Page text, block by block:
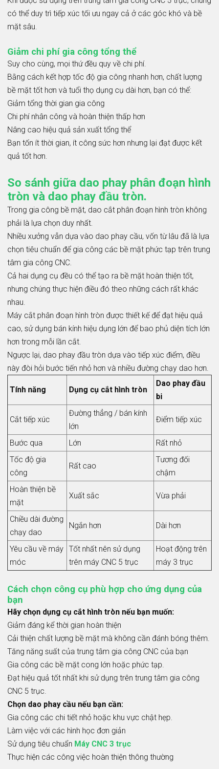
có thể duy trì tiếp xúc tối ưu ngay cả ở các góc khó và bề
mặt sâu.
Giảm chi phí gia công tổng thể
Suy cho cùng, mọi thứ đều quy về chi phí.
Bằng cách kết hợp tốc độ gia công nhanh hơn, chất lượng
bề mặt tốt hơn và tuổi thọ dụng cụ dài hơn, bạn có thể:
Giảm tổng thời gian gia công
Chi phí nhân công và hoàn thiện thấp hơn
Nâng cao hiệu quả sản xuất tổng thể
Bạn tốn ít thời gian, ít công sức hơn nhưng lại đạt được kết
quả tốt hơn.
So sánh giữa dao phay phân đoạn hình
tròn và dao phay đầu tròn.
Trong gia công bề mặt, dao cắt phân đoạn hình tròn không
phải là lựa chọn duy nhất.
Nhiều xưởng vẫn dựa vào dao phay cầu, vốn từ lâu đã là lựa
chọn tiêu chuẩn để gia công các bề mặt phức tạp trên trung
tâm gia công CNC.
Cả hai dụng cụ đều có thể tạo ra bề mặt hoàn thiện tốt,
nhưng chúng thực hiện điều đó theo những cách rất khác
nhau.
Máy cắt phân đoạn hình tròn được thiết kế để đạt hiệu quả
cao, sử dụng bán kính hiệu dụng lớn để bao phủ diện tích lớn
hơn trong mỗi lần cắt.
Ngược lại, dao phay đầu tròn dựa vào tiếp xúc điểm, điều
này đòi hỏi bước tiến nhỏ hơn và nhiều đường chạy dao hơn.
Tính năng Dụng cụ cắt hình tròn
Dao phay đầu
bi
Cắt tiếp xúc
Đường thẳng / bán kính
lớn
Điểm tiếp xúc
Bước qua Lớn
Rất nhỏ
Tốc độ gia
công
Rất cao
Tương đối
chậm
Hoàn thiện bề
mặt
Xuất sắc Vừa phải
Chiều dài đường
chạy dao
Ngắn hơn Dài hơn
Yêu cầu về máy
móc
Tốt nhất nên sử dụng
trên máy CNC 5 trục
Hoạt động trên
máy 3 trục
Cách chọn công cụ phù hợp cho ứng dụng của
bạn
Hãy chọn dụng cụ cắt hình tròn nếu bạn muốn:
Giảm đáng kể thời gian hoàn thiện
Cải thiện chất lượng bề mặt mà không cần đánh bóng thêm.
Tăng năng suất của trung tâm gia công CNC của bạn
Gia công các bề mặt cong lớn hoặc phức tạp.
Đạt hiệu quả tốt nhất khi sử dụng trên trung tâm gia công
CNC 5 trục.
Chọn dao phay cầu nếu bạn cần:
Gia công các chi tiết nhỏ hoặc khu vực chật hẹp.
Làm việc với các hình học đơn giản
Sử dụng tiêu chuẩn Máy CNC 3 trục
Thực hiện các công việc hoàn thiện thông thường